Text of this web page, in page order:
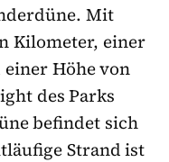
Mit
Kilometer, einer
Höhe von
des Parks
befindet sich
Strand ist